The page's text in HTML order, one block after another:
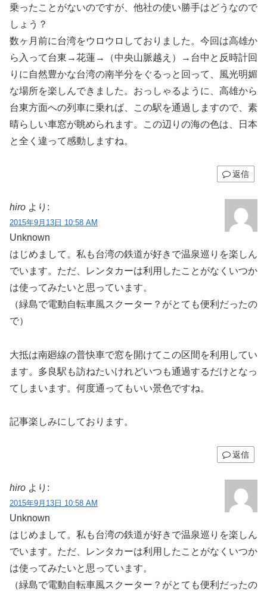
乗ったことがないのですが、他社の使い勝手はどうなので
しょう？
数ヶ月前に台湾をウロウロしておりました。今回は高雄か
ら入って台東→花蓮→（中央山脈越え）→台中と反時計回
りに自然豊かな台湾の南半分をぐるっと回って、風光明媚
な場所を楽しんできました。おっしゃるように、高雄から
台東方面への列車に乗れば、この駅を通過しますので、素
晴らしい車窓が眺められます。この辺りの海の色は、日本
と全く違って感動しますね。
返信
hiro より:
2015年9月13日 10:58 AM
Unknown
はじめまして。私も台湾の鉄道が好きで温泉巡りを楽しん
でいます。ただ、レンタカーは利用したことがなくいつか
は使ってみたいと思っています。
（緑島で電動自転車風スクーター？がとても便利だったの
で）
大抵は南廻線の普快車で窓を開けてこの区間を利用してい
ます。多良駅も訪ねたいけれどいつも通過するだけとなっ
てしまいます。何度通ってもいい景色ですね。
記事楽しみにしております。
返信
hiro より:
2015年9月13日 10:58 AM
Unknown
はじめまして。私も台湾の鉄道が好きで温泉巡りを楽しん
でいます。ただ、レンタカーは利用したことがなくいつか
は使ってみたいと思っています。
（緑島で電動自転車風スクーター？がとても便利だったの